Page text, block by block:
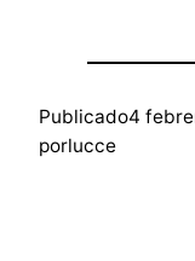
Publicado4
porlucce